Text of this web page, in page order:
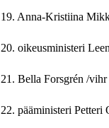
19. Anna-Kristiina
20. oikeusministeri
21. Bella Forsgrén /vihr
22. pääministeri Petteri